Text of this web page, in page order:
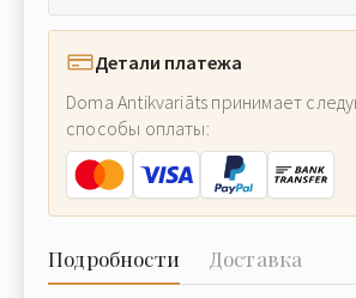
Детали платежа
Doma Antikvariāts принимает
способы оплаты:
Подробности Доставка